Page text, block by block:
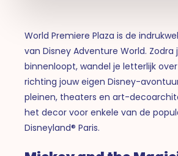
World Premiere Plaza is de
van Disney Adventure World. Zodra
binnenloopt, wandel je letterlijk
richting jouw eigen Disney-
pleinen, theaters en art-
het decor voor enkele van de
Disneyland® Paris.